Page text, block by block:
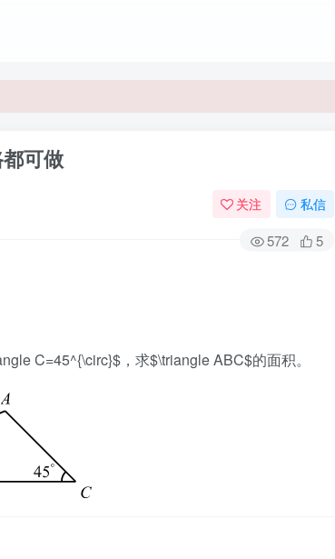
可做
关注 私信
572 5
C=45^{\circ}$，求$\triangle ABC$的面积。